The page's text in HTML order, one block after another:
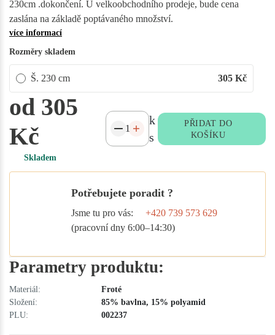
230cm .dokončení. U velkoobchodního prodeje, bude cena
zaslána na základě poptávaného množství.
více informací
Rozměry skladem
Š. 230 cm 305 Kč
od 305
Kč
Skladem
k
s
PŘIDAT DO
KOŠÍKU
Potřebujete poradit ?
Jsme tu pro vás:
+420 739 573 629
(pracovní dny 6:00–14:30)
Parametry produktu:
Materiál:
Froté
Složení:
85% bavlna, 15% polyamid
PLU:
002237